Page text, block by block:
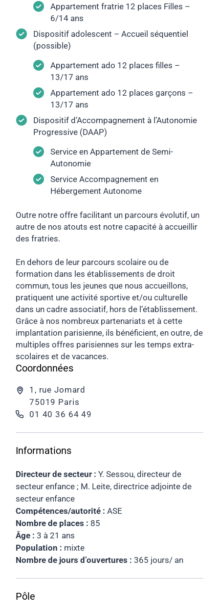
Appartement fratrie 12 places Filles –
6/14 ans
Dispositif adolescent – Accueil séquentiel
(possible)
Appartement ado 12 places filles –
13/17 ans
Appartement ado 12 places garçons –
13/17 ans
Dispositif d’Accompagnement à l’Autonomie
Progressive (DAAP)
Service en Appartement de Semi-
Autonomie
Service Accompagnement en
Hébergement Autonome
Outre notre offre facilitant un parcours évolutif, un
autre de nos atouts est notre capacité à accueillir
des fratries.
En dehors de leur parcours scolaire ou de
formation dans les établissements de droit
commun, tous les jeunes que nous accueillons,
pratiquent une activité sportive et/ou culturelle
dans un cadre associatif, hors de l’établissement.
Grâce à nos nombreux partenariats et à cette
implantation parisienne, ils bénéficient, en outre, de
multiples offres parisiennes sur les temps extra-
scolaires et de vacances.
Coordonnées
1, rue Jomard
75019 Paris
01 40 36 64 49
Informations
Directeur de secteur : Y. Sessou, directeur de
secteur enfance ; M. Leite, directrice adjointe de
secteur enfance
Compétences/autorité : ASE
Nombre de places : 85
Âge : 3 à 21 ans
Population : mixte
Nombre de jours d’ouvertures : 365 jours/ an
Pôle